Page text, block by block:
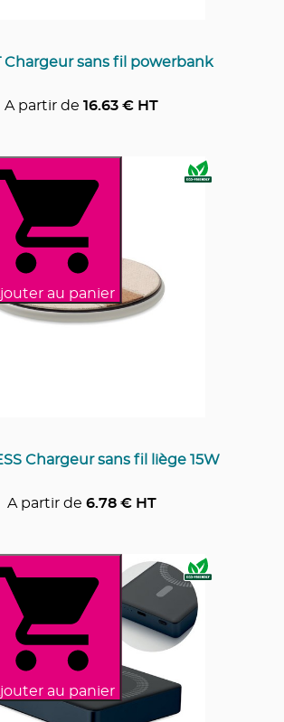
Chargeur sans fil powerbank
A partir de 16.63 € HT
au panier
Chargeur sans fil liège 15W
A partir de 6.78€ HT
au panier